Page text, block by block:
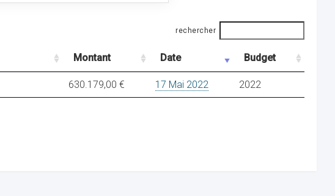
rechercher
Montant Date Budget
630.179,00 € 17 Mai 2022 2022